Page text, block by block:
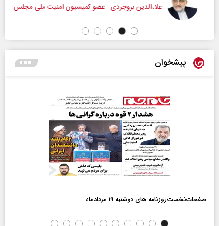
علاء‌الدین بروجردی - عضو کمیسیون امنیت ملی مجلس
پیشخوان
صفحات‌نخست‌روزنامه ها‌ی دوشنبه ۱۹ مردادماه